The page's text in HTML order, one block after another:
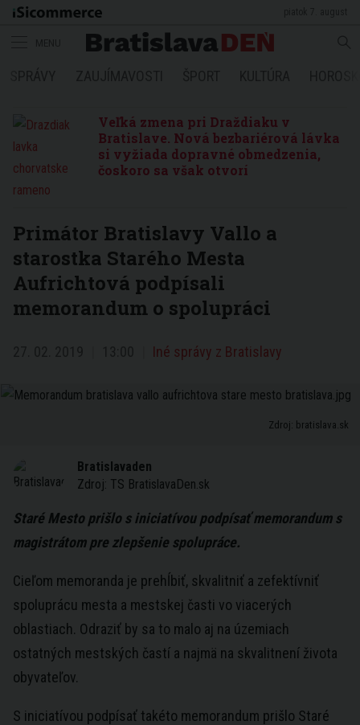
Veľká zmena pri Draždiaku v
Bratislave. Nová bezbariérová lávka
si vyžiada dopravné obmedzenia,
čoskoro sa však otvorí
Primátor Bratislavy Vallo a
starostka Starého Mesta
Aufrichtová podpísali
memorandum o spolupráci
Iné správy z Bratislavy
Zdroj: bratislava.sk
Bratislavaden
Zdroj: TS BratislavaDen.sk
Staré Mesto prišlo s iniciatívou podpísať memorandum s
magistrátom pre zlepšenie spolupráce.
Cieľom memoranda je prehĺbiť, skvalitniť a zefektívniť
spoluprácu mesta a mestskej časti vo viacerých
oblastiach. Odraziť by sa to malo aj na územiach
ostatných mestských častí a najmä na skvalitnení života
obyvateľov.
S iniciatívou podpísať takéto memorandum prišlo Staré